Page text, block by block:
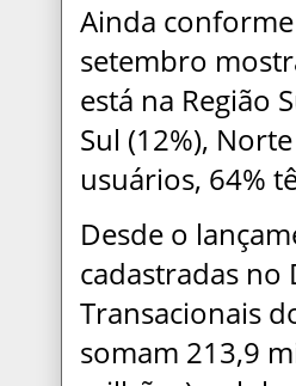
Ainda
setembro
está na Região
Sul (12%),
usuários, 64%
Desde o
cadastradas
Transacionais
somam 213,9